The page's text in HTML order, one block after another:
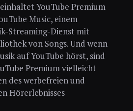
YouTube Premium
Music, einem
Streaming-Dienst mit
von Songs. Und wenn
auf YouTube hörst, sind
Premium vielleicht
des werbefreien und
Hörerlebnisses